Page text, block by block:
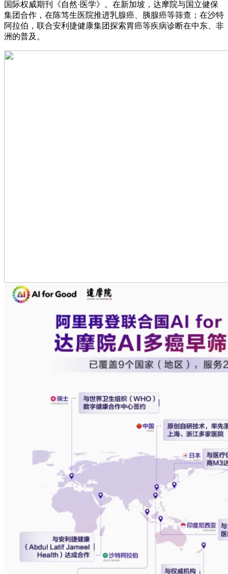
国际权威期刊《自然·医学》。在新加坡，达摩院与国立健保
集团合作，在陈笃生医院推进乳腺癌、胰腺癌等筛查；在沙特
阿拉伯，联合安利捷健康集团探索胃癌等疾病诊断在中东、非
洲的普及。